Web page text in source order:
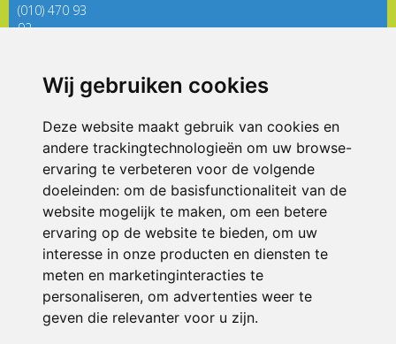
Wij gebruiken cookies
Deze website maakt gebruik van cookies en
andere trackingtechnologieën om uw browse-
ervaring te verbeteren voor de volgende
doeleinden: om de basisfunctionaliteit van de
website mogelijk te maken, om een betere
ervaring op de website te bieden, om uw
interesse in onze producten en diensten te
meten en marketinginteracties te
personaliseren, om advertenties weer te
geven die relevanter voor u zijn.
(010) 470 93
92
ONDERDEEL VAN
© 2026 De Regenboog | Alle rechten voorbehouden
Privacy policy|Disclaimer| Klachtenregeling|RSIN en Anbi
voorkeuren